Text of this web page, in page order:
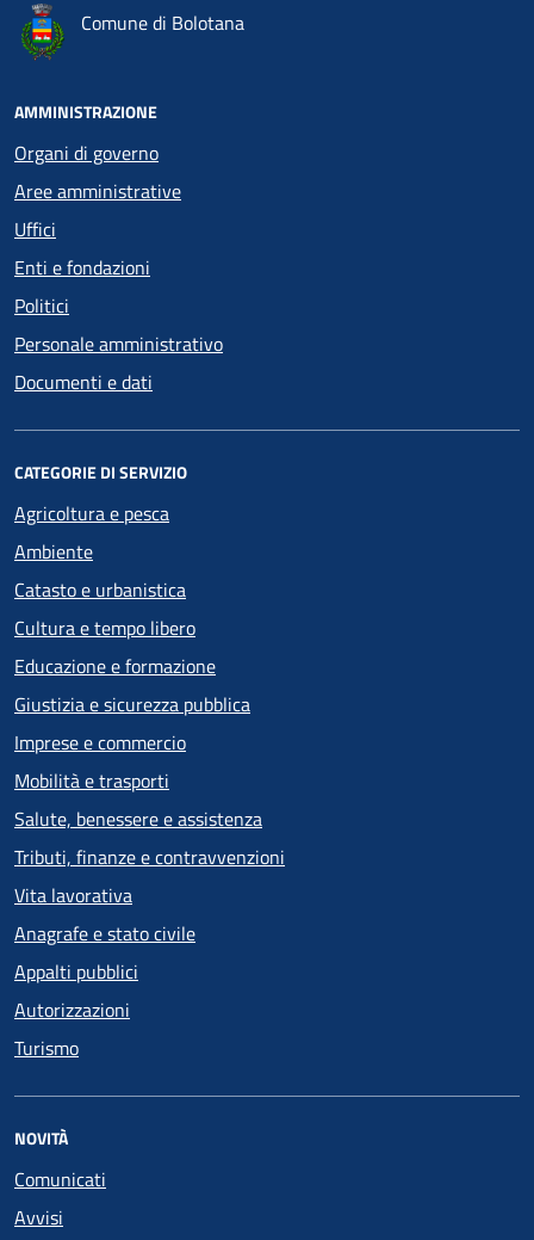
Comune di Bolotana
AMMINISTRAZIONE
Organi di governo
Aree amministrative
Uffici
Enti e fondazioni
Politici
Personale amministrativo
Documenti e dati
CATEGORIE DI SERVIZIO
Agricoltura e pesca
Ambiente
Catasto e urbanistica
Cultura e tempo libero
Educazione e formazione
Giustizia e sicurezza pubblica
Imprese e commercio
Mobilità e trasporti
Salute, benessere e assistenza
Tributi, finanze e contravvenzioni
Vita lavorativa
Anagrafe e stato civile
Appalti pubblici
Autorizzazioni
Turismo
NOVITÀ
Comunicati
Avvisi